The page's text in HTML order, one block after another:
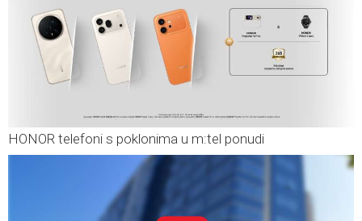
HONOR telefoni s poklonima u m:tel ponudi